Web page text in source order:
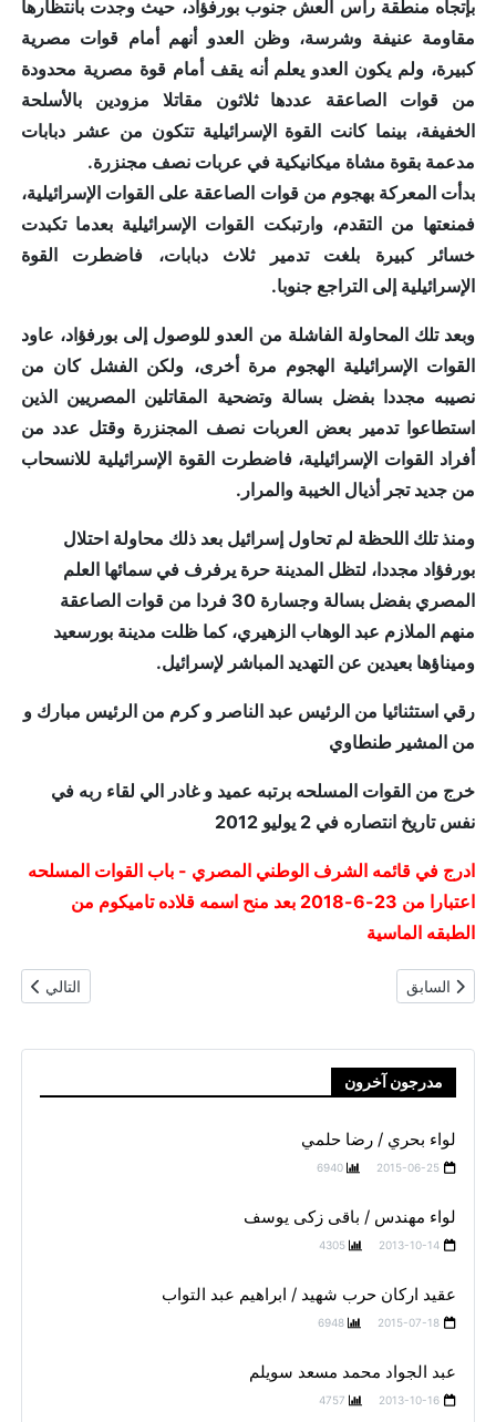
بإتجاه منطقة رأس العش جنوب بورفؤاد، حيث وجدت بانتظارها
مقاومة عنيفة وشرسة، وظن العدو أنهم أمام قوات مصرية
كبيرة، ولم يكون العدو يعلم أنه يقف أمام قوة مصرية محدودة
من قوات الصاعقة عددها ثلاثون مقاتلا مزودين بالأسلحة
الخفيفة، بينما كانت القوة الإسرائيلية تتكون من عشر دبابات
مدعمة بقوة مشاة ميكانيكية في عربات نصف مجنزرة.
بدأت المعركة بهجوم من قوات الصاعقة على القوات الإسرائيلية،
فمنعتها من التقدم، وارتبكت القوات الإسرائيلية بعدما تكبدت
خسائر كبيرة بلغت تدمير ثلاث دبابات، فاضطرت القوة
الإسرائيلية إلى التراجع جنوبا.
وبعد تلك المحاولة الفاشلة من العدو للوصول إلى بورفؤاد، عاود
القوات الإسرائيلية الهجوم مرة أخرى، ولكن الفشل كان من
نصيبه مجددا بفضل بسالة وتضحية المقاتلين المصريين الذين
استطاعوا تدمير بعض العربات نصف المجنزرة وقتل عدد من
أفراد القوات الإسرائيلية، فاضطرت القوة الإسرائيلية للانسحاب
من جديد تجر أذيال الخيبة والمرار.
ومنذ تلك اللحظة لم تحاول إسرائيل بعد ذلك محاولة احتلال
بورفؤاد مجددا، لتظل المدينة حرة يرفرف في سمائها العلم
المصري بفضل بسالة وجسارة 30 فردا من قوات الصاعقة
منهم الملازم عبد الوهاب الزهيري، كما ظلت مدينة بورسعيد
وميناؤها بعيدين عن التهديد المباشر لإسرائيل.
رقي استثنائيا من الرئيس عبد الناصر و كرم من الرئيس مبارك و
من المشير طنطاوي
خرج من القوات المسلحه برتبه عميد و غادر الي لقاء ربه في
نفس تاريخ انتصاره في 2 يوليو 2012
ادرج في قائمه الشرف الوطني المصري - باب القوات المسلحه
اعتبارا من 23-6-2018 بعد منح اسمه قلاده تاميكوم من
الطبقه الماسية
المقال السابق: رائد / حسين محمود عمارة
السابق المقال
التالي
مدرجون آخرون
لواء بحري / رضا حلمي
2015-06-25
6940
لواء مهندس / باقى زكى يوسف
2013-10-14
4305
عقيد اركان حرب شهيد / ابراهيم عبد التواب
2015-07-18
6948
عبد الجواد محمد مسعد سويلم
2013-10-16
4757